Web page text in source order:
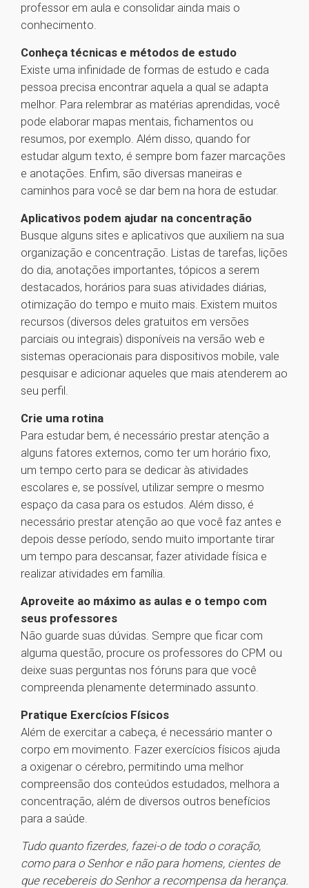
professor em aula e consolidar ainda mais o
conhecimento.
Conheça técnicas e métodos de estudo
Existe uma infinidade de formas de estudo e cada
pessoa precisa encontrar aquela a qual se adapta
melhor. Para relembrar as matérias aprendidas, você
pode elaborar mapas mentais, fichamentos ou
resumos, por exemplo. Além disso, quando for
estudar algum texto, é sempre bom fazer marcações
e anotações. Enfim, são diversas maneiras e
caminhos para você se dar bem na hora de estudar.
Aplicativos podem ajudar na concentração
Busque alguns sites e aplicativos que auxiliem na sua
organização e concentração. Listas de tarefas, lições
do dia, anotações importantes, tópicos a serem
destacados, horários para suas atividades diárias,
otimização do tempo e muito mais. Existem muitos
recursos (diversos deles gratuitos em versões
parciais ou integrais) disponíveis na versão web e
sistemas operacionais para dispositivos mobile, vale
pesquisar e adicionar aqueles que mais atenderem ao
seu perfil.
Crie uma rotina
Para estudar bem, é necessário prestar atenção a
alguns fatores externos, como ter um horário fixo,
um tempo certo para se dedicar às atividades
escolares e, se possível, utilizar sempre o mesmo
espaço da casa para os estudos. Além disso, é
necessário prestar atenção ao que você faz antes e
depois desse período, sendo muito importante tirar
um tempo para descansar, fazer atividade física e
realizar atividades em família.
Aproveite ao máximo as aulas e o tempo com
seus professores
Não guarde suas dúvidas. Sempre que ficar com
alguma questão, procure os professores do CPM ou
deixe suas perguntas nos fóruns para que você
compreenda plenamente determinado assunto.
Pratique Exercícios Físicos
Além de exercitar a cabeça, é necessário manter o
corpo em movimento. Fazer exercícios físicos ajuda
a oxigenar o cérebro, permitindo uma melhor
compreensão dos conteúdos estudados, melhora a
concentração, além de diversos outros benefícios
para a saúde.
Tudo quanto fizerdes, fazei-o de todo o coração,
como para o Senhor e não para homens, cientes de
que recebereis do Senhor a recompensa da herança.